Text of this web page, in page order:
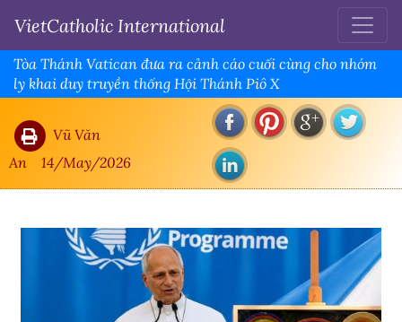
VietCatholic International
Tòa Thánh Vatican đưa ra cảnh cáo cuối cùng cho nhóm
ly khai duy truyền thống Hội Thánh Piô X
Vũ Văn
An
14/May/2026